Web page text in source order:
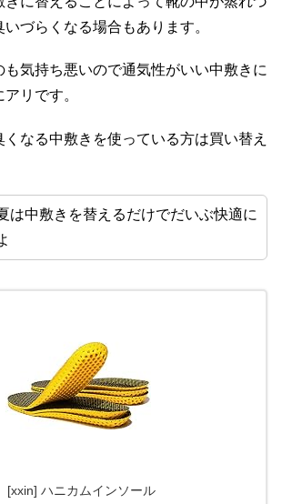
づらくなる場合もあります。
も気持ち悪いので通気性がいい中敷きに
リです。
なる中敷きを使っている方は買い替え
は中敷きを替えるだけでだいぶ快適に
[xxin] ハニカムインソール